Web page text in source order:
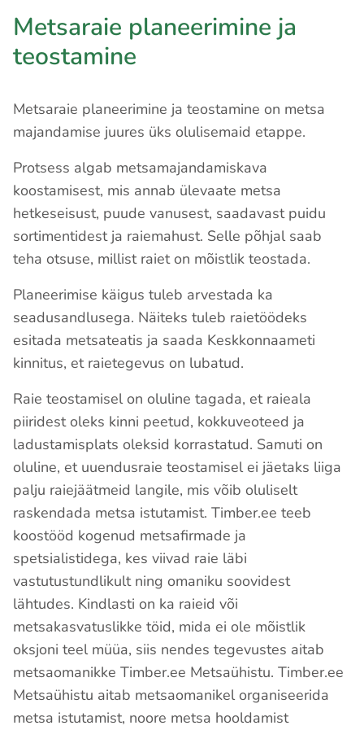
Metsaraie planeerimine ja
teostamine
Metsaraie planeerimine ja teostamine on metsa
majandamise juures üks olulisemaid etappe.
Protsess algab metsamajandamiskava
koostamisest, mis annab ülevaate metsa
hetkeseisust, puude vanusest, saadavast puidu
sortimentidest ja raiemahust. Selle põhjal saab
teha otsuse, millist raiet on mõistlik teostada.
Planeerimise käigus tuleb arvestada ka
seadusandlusega. Näiteks tuleb raietöödeks
esitada metsateatis ja saada Keskkonnaameti
kinnitus, et raietegevus on lubatud.
Raie teostamisel on oluline tagada, et raieala
piiridest oleks kinni peetud, kokkuveoteed ja
ladustamisplats oleksid korrastatud. Samuti on
oluline, et uuendusraie teostamisel ei jäetaks liiga
palju raiejäätmeid langile, mis võib oluliselt
raskendada metsa istutamist. Timber.ee teeb
koostööd kogenud metsafirmade ja
spetsialistidega, kes viivad raie läbi
vastutustundlikult ning omaniku soovidest
lähtudes. Kindlasti on ka raieid või
metsakasvatuslikke töid, mida ei ole mõistlik
oksjoni teel müüa, siis nendes tegevustes aitab
metsaomanikke Timber.ee Metsaühistu. Timber.ee
Metsaühistu aitab metsaomanikel organiseerida
metsa istutamist, noore metsa hooldamist